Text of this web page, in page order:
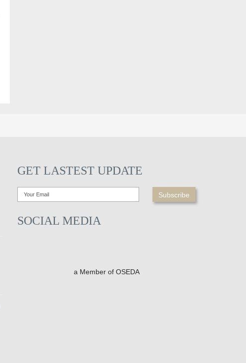
GET LASTEST UPDATE
SOCIAL MEDIA
a Member of OSEDA